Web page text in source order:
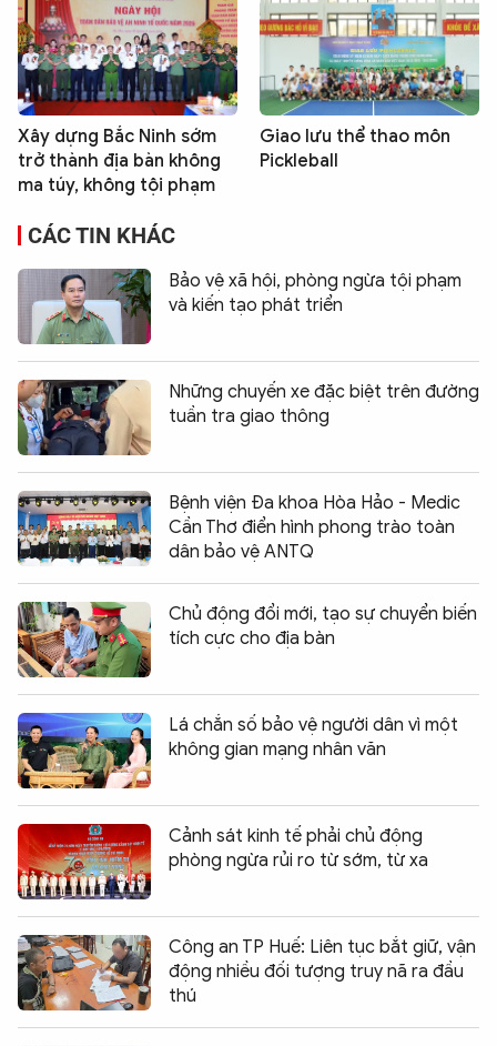
Xây dựng Bắc Ninh sớm
trở thành địa bàn không
ma túy, không tội phạm
Giao lưu thể thao môn
Pickleball
CÁC TIN KHÁC
Bảo vệ xã hội, phòng ngừa tội phạm
và kiến tạo phát triển
Những chuyến xe đặc biệt trên đường
tuần tra giao thông
Bệnh viện Đa khoa Hòa Hảo - Medic
Cần Thơ điển hình phong trào toàn
dân bảo vệ ANTQ
Chủ động đổi mới, tạo sự chuyển biến
tích cực cho địa bàn
Lá chắn số bảo vệ người dân vì một
không gian mạng nhân văn
Cảnh sát kinh tế phải chủ động
phòng ngừa rủi ro từ sớm, từ xa
Công an TP Huế: Liên tục bắt giữ, vận
động nhiều đối tượng truy nã ra đầu
thú